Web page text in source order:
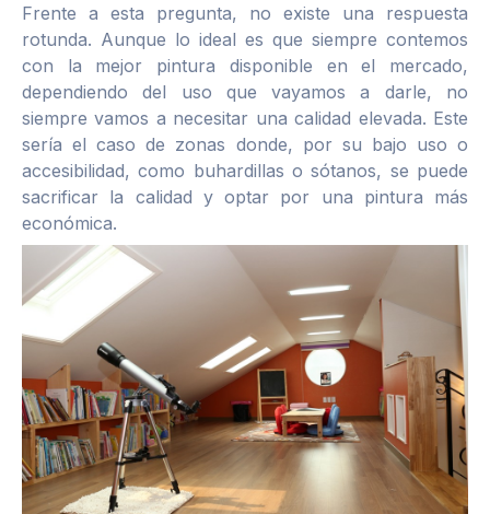
Frente a esta pregunta, no existe una respuesta
rotunda. Aunque lo ideal es que siempre contemos
con la mejor pintura disponible en el mercado,
dependiendo del uso que vayamos a darle, no
siempre vamos a necesitar una calidad elevada. Este
sería el caso de zonas donde, por su bajo uso o
accesibilidad, como buhardillas o sótanos, se puede
sacrificar la calidad y optar por una pintura más
económica.